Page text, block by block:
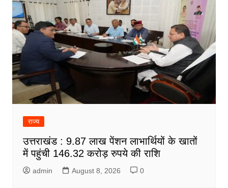
राज्य
उत्तराखंड : 9.87 लाख पेंशन लाभार्थियों के खातों
में पहुंची 146.32 करोड़ रुपये की राशि
admin August 8, 2026 0